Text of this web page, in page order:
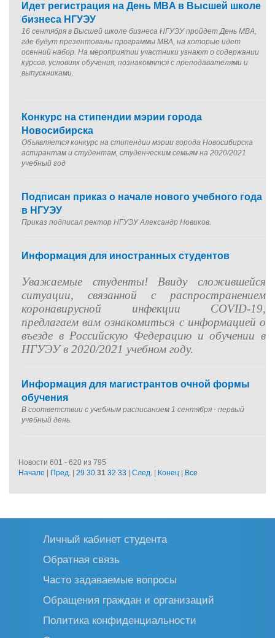
Идет регистрация на День MBA в Высшей школе
бизнеса НГУЭУ
16 сентября в Высшей школе бизнеса НГУЭУ пройдет День MBA,
где будут презентованы программы MBA, на которые идет
осенний набор. На мероприятии участники узнают о содержании
курсов, условиях обучения, познакомятся с преподавателями и
выпускниками.
Конкурс на стипендии мэрии города
Новосибирска
Объявляется конкурс на стипендии мэрии города Новосибирска
аспирантам и студентам, студенческим семьям на 2020/2021
учебный год
Подписан приказ о начале нового учебного года
в НГУЭУ
Приказ подписал ректор НГУЭУ Александр Новиков.
Информация для иностранных студентов
Уважаемые студенты! Ввиду сложившейся
ситуации, связанной с распространением
коронавирусной инфекции COVID-19,
предлагаем вам ознакомиться с информацией о
въезде в Российскую Федерацию и обучении в
НГУЭУ в 2020/2021 учебном году.
Информация для магистрантов очной формы
обучения
В соответствии с учебным расписанием 1 сентября - первый
учебный день.
Новости 601 - 620 из 795
Начало
Пред. 29 30 31 32 33 След. Конец Все
Личный кабинет студента
Обратная связь
Часто задаваемые вопросы
Обращения граждан и организаций
Политика конфиденциальности